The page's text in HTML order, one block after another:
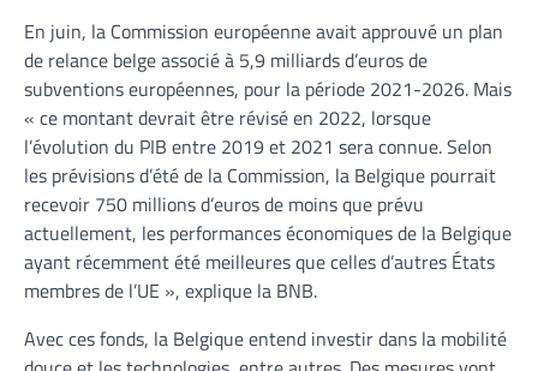
En juin, la Commission européenne avait approuvé un plan
de relance belge associé à 5,9 milliards d’euros de
subventions européennes, pour la période 2021-2026. Mais
« ce montant devrait être révisé en 2022, lorsque
l’évolution du PIB entre 2019 et 2021 sera connue. Selon
les prévisions d’été de la Commission, la Belgique pourrait
recevoir 750 millions d’euros de moins que prévu
actuellement, les performances économiques de la Belgique
ayant récemment été meilleures que celles d’autres États
membres de l’UE », explique la BNB.
Avec ces fonds, la Belgique entend investir dans la mobilité